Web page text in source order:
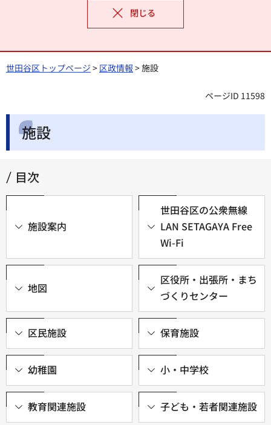
閉じる
世田谷区トップページ > 区政情報 > 施設
ページID 11598
施設
目次
施設案内
世田谷区の公衆無線
LAN SETAGAYA Free
Wi-Fi
地図
区役所・出張所・まち
づくりセンター
区民施設 保育施設
幼稚園 小・中学校
教育関連施設 子ども・若者関連施設